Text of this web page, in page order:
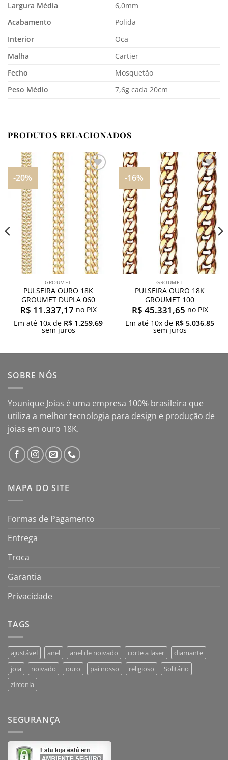
Largura Média
6,0mm
Acabamento
Polida
Interior
Oca
Malha
Cartier
Fecho
Mosquetão
Peso Médio
7,6g cada 20cm
PRODUTOS RELACIONADOS
-20%
Adicionar
aos
meus
desejos
GROUMET
PULSEIRA OURO 18K
GROUMET DUPLA 060
R$ 11.337,17 no PIX
Em até 10x de R$ 1.259,69
sem juros
-16%
Adicionar
aos
meus
desejos
GROUMET
PULSEIRA OURO 18K
GROUMET 100
R$ 45.331,65 no PIX
Em até 10x de R$ 5.036,85
sem juros
SOBRE NÓS
Younique Joias é uma empresa 100% brasileira que
utiliza a melhor tecnologia para design e produção de
joias em ouro 18K.
MAPA DO SITE
Formas de Pagamento
Entrega
Troca
Garantia
Privacidade
TAGS
ajustável anel anel de noivado corte a laser
diamante
joia
noivado ouro pai nosso religioso
Solitário
zirconia
SEGURANÇA